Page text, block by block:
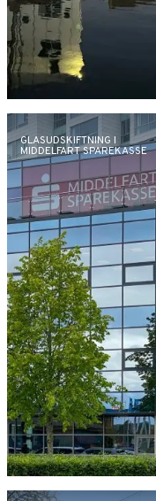
GLASUDSKIFTNING I
MIDDELFART SPAREKASSE